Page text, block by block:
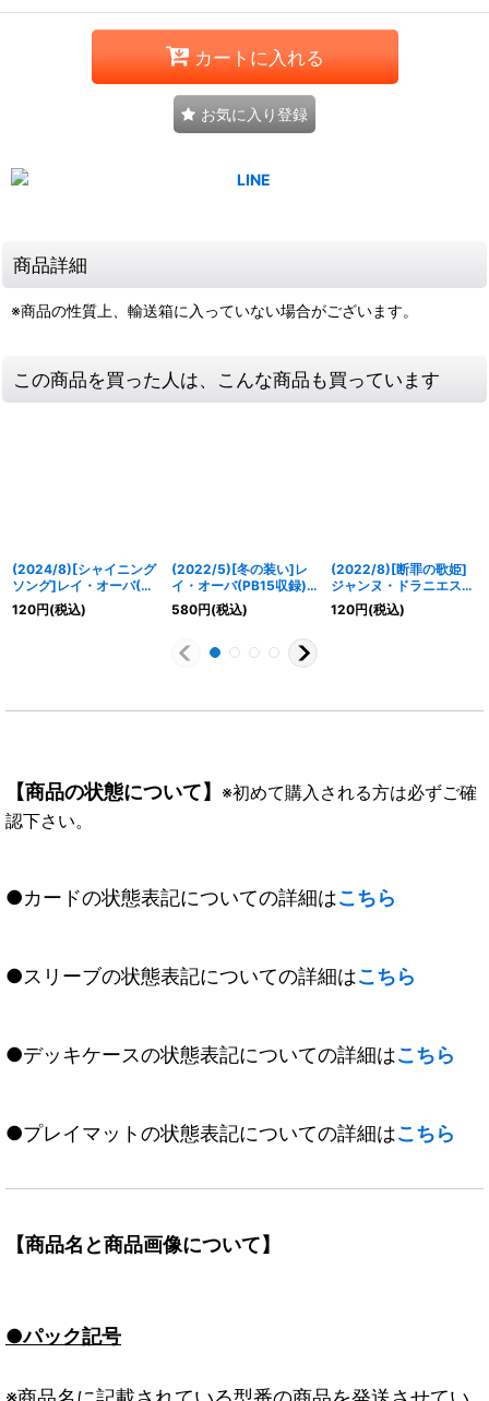
カートに入れる
お気に入り登録
商品詳細
※商品の性質上、輸送箱に入っていない場合がございます。
この商品を買った人は、こんな商品も買っています
(2024/8)[シャイニング
ソング]レイ・オーバ(M
レア仕様/PB35収録)
【XX】{BSC39-XX01}
120円(税込)
(2022/5)[冬の装い]レ
イ・オーバ(PB15収録)
【X】{BSC33-X01}
《黄》
580円(税込)
(2022/8)[断罪の歌姫]
ジャンヌ・ドラニエス
【C】{BSC39-RV002}
《黄》
120円(税込)
【商品の状態について】 ※初めて購入される方は必ずご確
認下さい。
●カードの状態表記についての詳細はこちら
●スリーブの状態表記についての詳細はこちら
●デッキケースの状態表記についての詳細はこちら
●プレイマットの状態表記についての詳細はこちら
【商品名と商品画像について】
●パック記号